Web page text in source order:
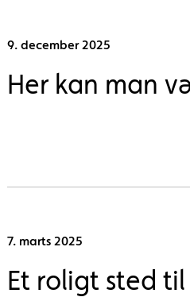
9. december 2025
Her kan man
7. marts 2025
Et roligt sted